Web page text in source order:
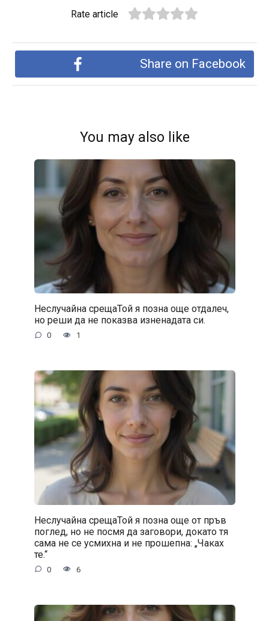
Rate article
Share on Facebook
You may also like
Неслучайна срещаТой я позна още отдалеч,
но реши да не показва изненадата си.
0 1
Неслучайна срещаТой я позна още от пръв
поглед, но не посмя да заговори, докато тя
сама не се усмихна и не прошепна: „Чаках
те.“
0 6